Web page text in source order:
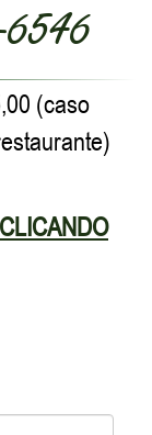
(caso
CLICANDO